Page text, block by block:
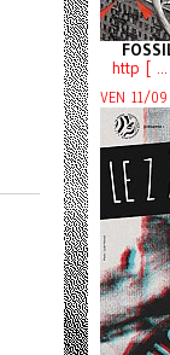
http [
VEN 11/